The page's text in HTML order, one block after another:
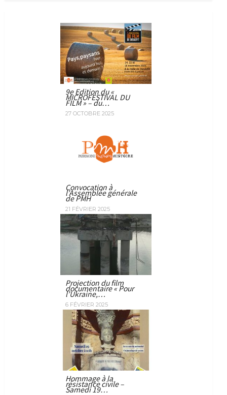
9e Edition du «
MICROFESTIVAL DU
FILM » – du…
27 OCTOBRE 2025
Convocation à
l’Assemblée générale
de PMH
21 FÉVRIER 2025
Projection du film
documentaire « Pour
l’Ukraine,…
6 FÉVRIER 2025
Hommage à la
résistance civile –
Samedi 19…